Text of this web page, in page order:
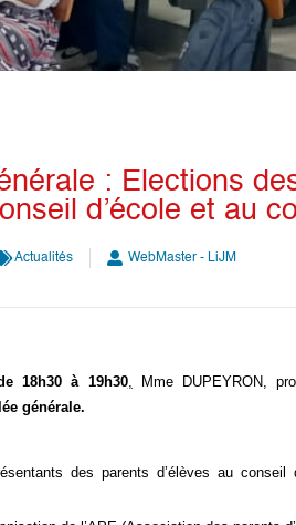
: Elections
d’école et au
Actualités WebMaster - LiJM
18h30 à 19h30,
Mme DUPEYRON,
générale.
des parents d’élèves au